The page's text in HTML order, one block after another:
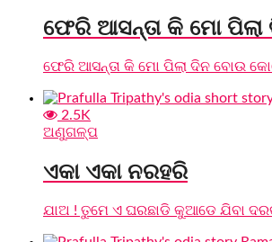
ଫେରି ଆସନ୍ତା କି ମୋ ପିଲା
ଫେରି ଆସନ୍ତା କି ମୋ ପିଲା ଦିନ ବୋଉ
2.5K
ଅଣୁଗଳ୍ପ
ଏକା ଏକା ନରହରି
ଯାଅ ! ତୁମେ ଏ ଘରଛାଡି କୁଆଡେ ଯିବା